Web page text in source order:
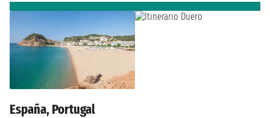
España, Portugal